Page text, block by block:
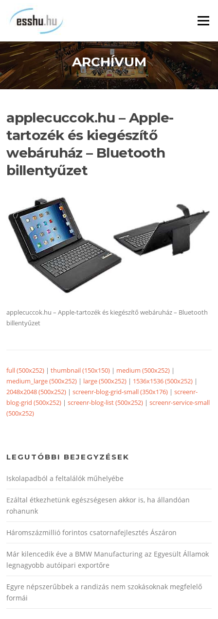
tartalomra
Menü
ARCHÍVUM
applecuccok.hu – Apple-
tartozék és kiegészítő
webáruház – Bluetooth
billentyűzet
applecuccok.hu – Apple-tartozék és kiegészítő webáruház – Bluetooth
billentyűzet
full (500x252) |thumbnail (150x150) | medium (500x252) |
medium_large (500x252) | large (500x252) | 1536x1536 (500x252) |
2048x2048 (500x252) |screenr-blog-grid-small (350x176) |screenr-
blog-grid (500x252) |screenr-blog-list (500x252) |screenr-service-small
(500x252)
LEGUTÓBBI BEJEGYZÉSEK
Iskolapadból a feltalálók műhelyébe
Ezáltal étkezhetünk egészségesen akkor is, ha állandóan
rohanunk
Háromszázmillió forintos csatornafejlesztés Ászáron
Már kilencedik éve a BMW Manufacturing az Egyesült Államok
legnagyobb autóipari exportőre
Egyre népszerűbbek a randizás nem szokásoknak megfelelő
formái